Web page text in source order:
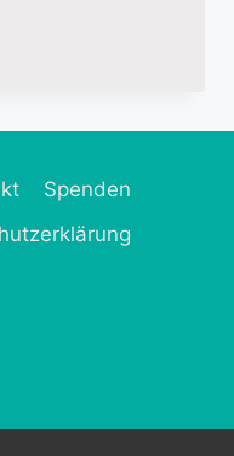
Spenden